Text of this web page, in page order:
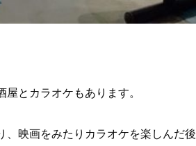
屋とカラオケもあります。
、映画をみたりカラオケを楽しんだ後